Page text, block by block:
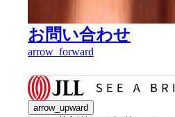
お問い合わせ
arrow_forward
arrow_upward